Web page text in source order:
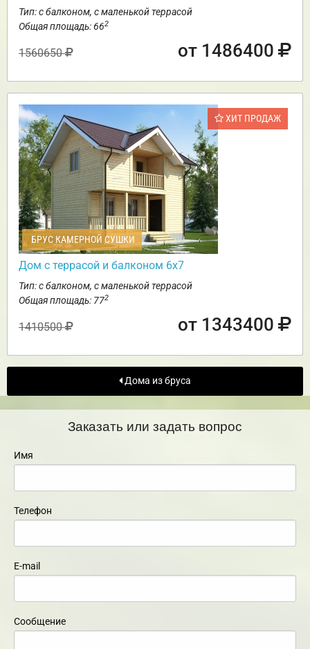
Тип: с балконом, с маленькой террасой
Общая площадь: 662
1560650 от 1486400
ХИТ ПРОДАЖ
БРУС КАМЕРНОЙ СУШКИ
Дом с террасой и балконом 6х7
Тип: с балконом, с маленькой террасой
Общая площадь: 772
1410500 от 1343400
Дома из бруса
Заказать или задать вопрос
Имя
Телефон
E-mail
Сообщение